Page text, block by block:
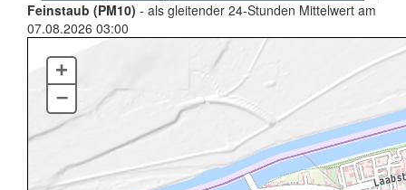
Feinstaub (PM10) - als gleitender 24-Stunden Mittelwert am
07.08.2026 03:00
+
–